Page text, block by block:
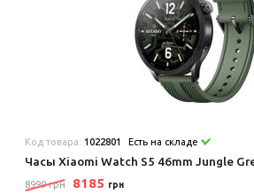
Код товара: 1022801 Есть на складе
Часы Xiaomi Watch S5 46mm Jungle
8999 грн 8185 грн